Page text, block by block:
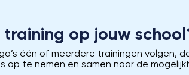
training op jouw
één of meerdere trainingen volgen,
op te nemen en samen naar de